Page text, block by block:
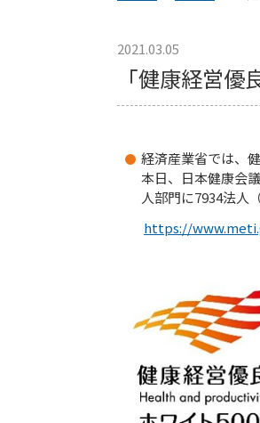
2021.03.05
「健康経営優
経済産業省では、
本日、日本健康会
人部門に7934法人
https://